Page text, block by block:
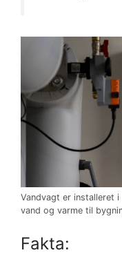
Vandvagt er installeret
vand og varme til
Fakta: